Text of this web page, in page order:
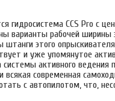
гидросистема CCS Pro с
варианты рабочей ширины
штанги этого
и уже упомянутое
активного ведения
всякая современная
с автопилотом, что,